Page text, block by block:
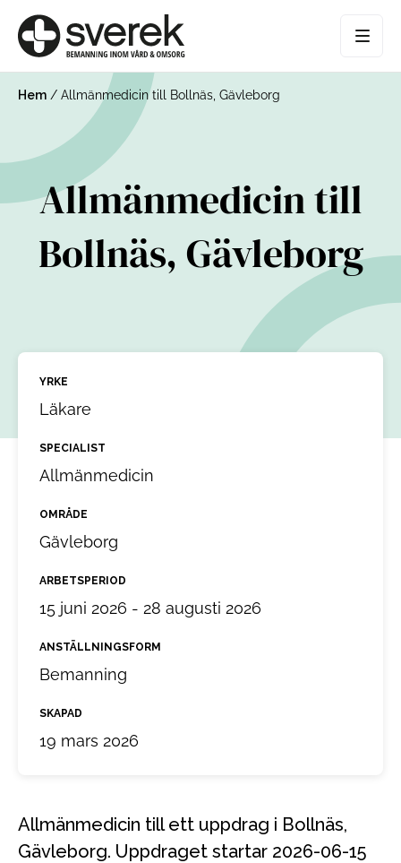
Hem / Allmänmedicin till Bollnäs, Gävleborg
Allmänmedicin till
Bollnäs, Gävleborg
YRKE
Läkare
SPECIALIST
Allmänmedicin
OMRÅDE
Gävleborg
ARBETSPERIOD
15 juni 2026 - 28 augusti 2026
ANSTÄLLNINGSFORM
Bemanning
SKAPAD
19 mars 2026
Allmänmedicin till ett uppdrag i Bollnäs,
Gävleborg. Uppdraget startar 2026-06-15